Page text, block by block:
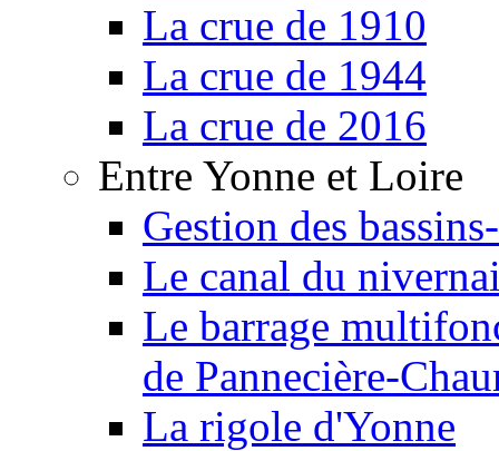
La crue de 1910
La crue de 1944
La crue de 2016
Entre Yonne et Loire
Gestion des
Le canal du
Le barrage
de Pannecière-
La rigole d'Yonne